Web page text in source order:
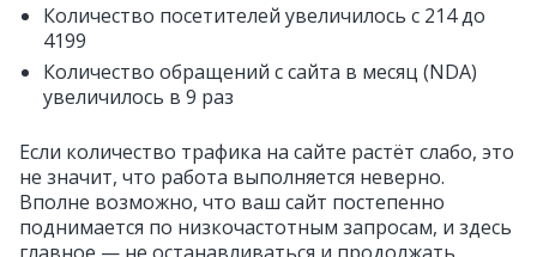
Количество посетителей увеличилось с 214 до
4199
Количество обращений с сайта в месяц (NDA)
увеличилось в 9 раз
Если количество трафика на сайте растёт слабо, это
не значит, что работа выполняется неверно.
Вполне возможно, что ваш сайт постепенно
поднимается по низкочастотным запросам, и здесь